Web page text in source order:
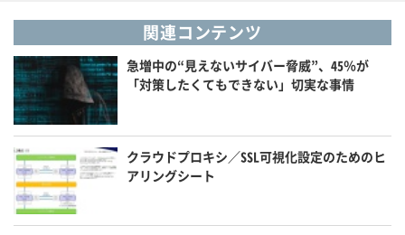
関連コンテンツ
急増中の“見えないサイバー脅威”、45％が
「対策したくてもできない」切実な事情
クラウドプロキシ／SSL可視化設定のためのヒ
アリングシート